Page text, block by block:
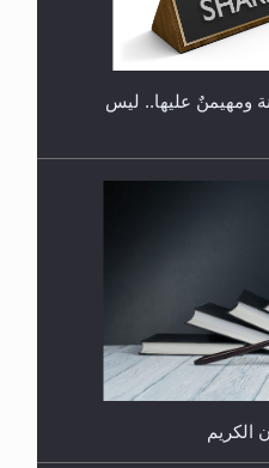
حاجبا للوضوء وهل
الميلادية أو الهجرية؟
ومهيمنٌ عليها.. ليس
الكريم